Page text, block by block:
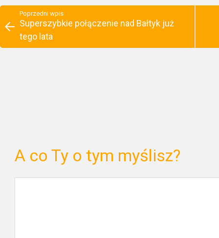
Poprzedni wpis
Superszybkie połączenie nad Bałtyk już
tego lata
A co Ty o tym myślisz?